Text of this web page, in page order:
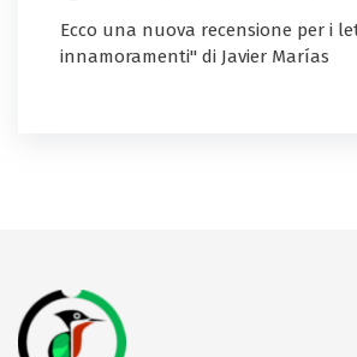
Ecco una nuova recensione per i
innamoramenti" di Javier Marías